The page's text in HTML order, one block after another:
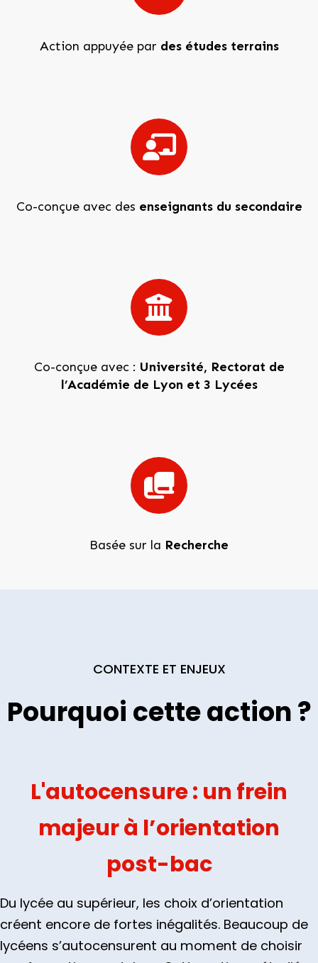
Action appuyée par des études terrains
Co-conçue avec des enseignants du secondaire
Co-conçue avec : Université, Rectorat de
l’Académie de Lyon et 3 Lycées
Basée sur la Recherche
CONTEXTE ET ENJEUX
Pourquoi cette action ?
L'autocensure : un frein
majeur à l’orientation
post-bac
Du lycée au supérieur, les choix d’orientation
créent encore de fortes inégalités. Beaucoup de
lycéens s’autocensurent au moment de choisir